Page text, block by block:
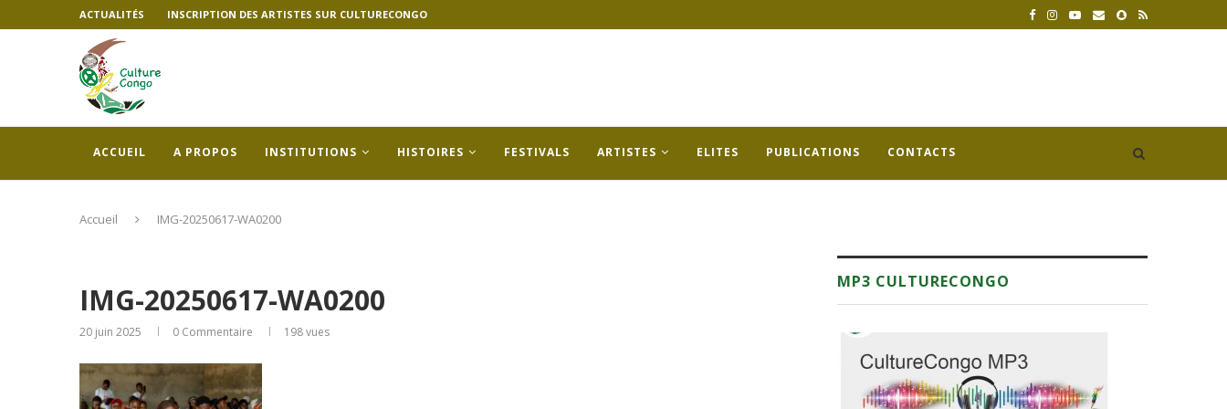
ACTUALITÉS INSCRIPTION DES ARTISTES SUR CULTURECONGO
ACCUEIL A PROPOS INSTITUTIONS HISTOIRES FESTIVALS ARTISTES ELITES PUBLICATIONS CONTACTS
Accueil IMG-20250617-WA0200
IMG-20250617-WA0200
20 juin 2025 0 Commentaire 198vues
MP3 CULTURECONGO